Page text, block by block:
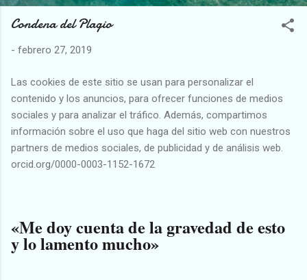
Condena del Plagio
- febrero 27, 2019
Las cookies de este sitio se usan para personalizar el
contenido y los anuncios, para ofrecer funciones de medios
sociales y para analizar el tráfico. Además, compartimos
información sobre el uso que haga del sitio web con nuestros
partners de medios sociales, de publicidad y de análisis web.
orcid.org/0000-0003-1152-1672
«Me doy cuenta de la gravedad de esto
y lo lamento mucho»